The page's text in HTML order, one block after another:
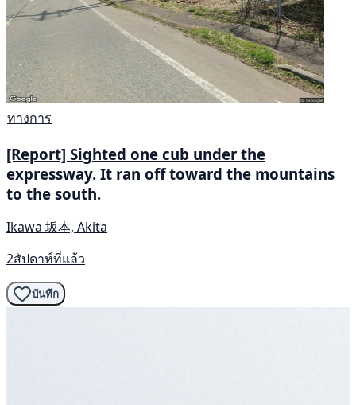
ทางการ
[Report] Sighted one cub under the
expressway. It ran off toward the mountains
to the south.
Ikawa 坂本, Akita
2สัปดาห์ที่แล้ว
บันทึก